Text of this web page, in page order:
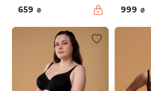
659 ₴ 999 ₴